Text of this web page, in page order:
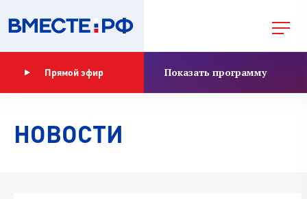
Прямой эфир Показать программу
НОВОСТИ